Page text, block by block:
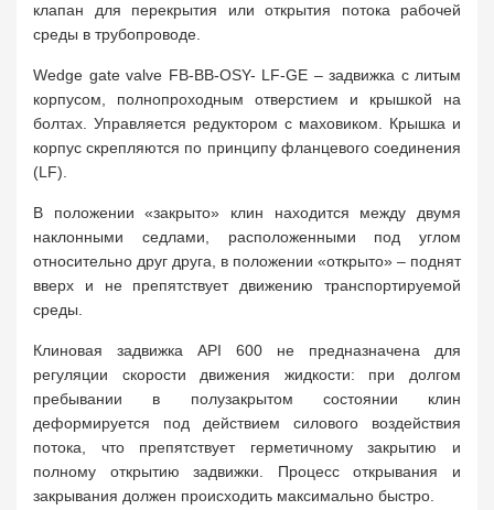
клапан для перекрытия или открытия потока рабочей
среды в трубопроводе.
Wedge gate valve FB-BB-OSY- LF-GE – задвижка с литым
корпусом, полнопроходным отверстием и крышкой на
болтах. Управляется редуктором с маховиком. Крышка и
корпус скрепляются по принципу фланцевого соединения
(LF).
В положении «закрыто» клин находится между двумя
наклонными седлами, расположенными под углом
относительно друг друга, в положении «открыто» – поднят
вверх и не препятствует движению транспортируемой
среды.
Клиновая задвижка API 600 не предназначена для
регуляции скорости движения жидкости: при долгом
пребывании в полузакрытом состоянии клин
деформируется под действием силового воздействия
потока, что препятствует герметичному закрытию и
полному открытию задвижки. Процесс открывания и
закрывания должен происходить максимально быстро.